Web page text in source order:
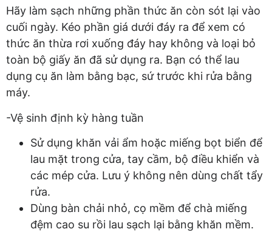
Hãy làm sạch những phần thức ăn còn sót lại vào
cuối ngày. Kéo phần giá dưới đáy ra để xem có
thức ăn thừa rơi xuống đáy hay không và loại bỏ
toàn bộ giấy ăn đã sử dụng ra. Bạn có thể lau
dụng cụ ăn làm bằng bạc, sứ trước khi rửa bằng
máy.
-Vệ sinh định kỳ hàng tuần
Sử dụng khăn vải ẩm hoặc miếng bọt biển để
lau mặt trong cửa, tay cầm, bộ điều khiển và
các mép cửa. Lưu ý không nên dùng chất tẩy
rửa.
Dùng bàn chải nhỏ, cọ mềm để chà miếng
đệm cao su rồi lau sạch lại bằng khăn mềm.